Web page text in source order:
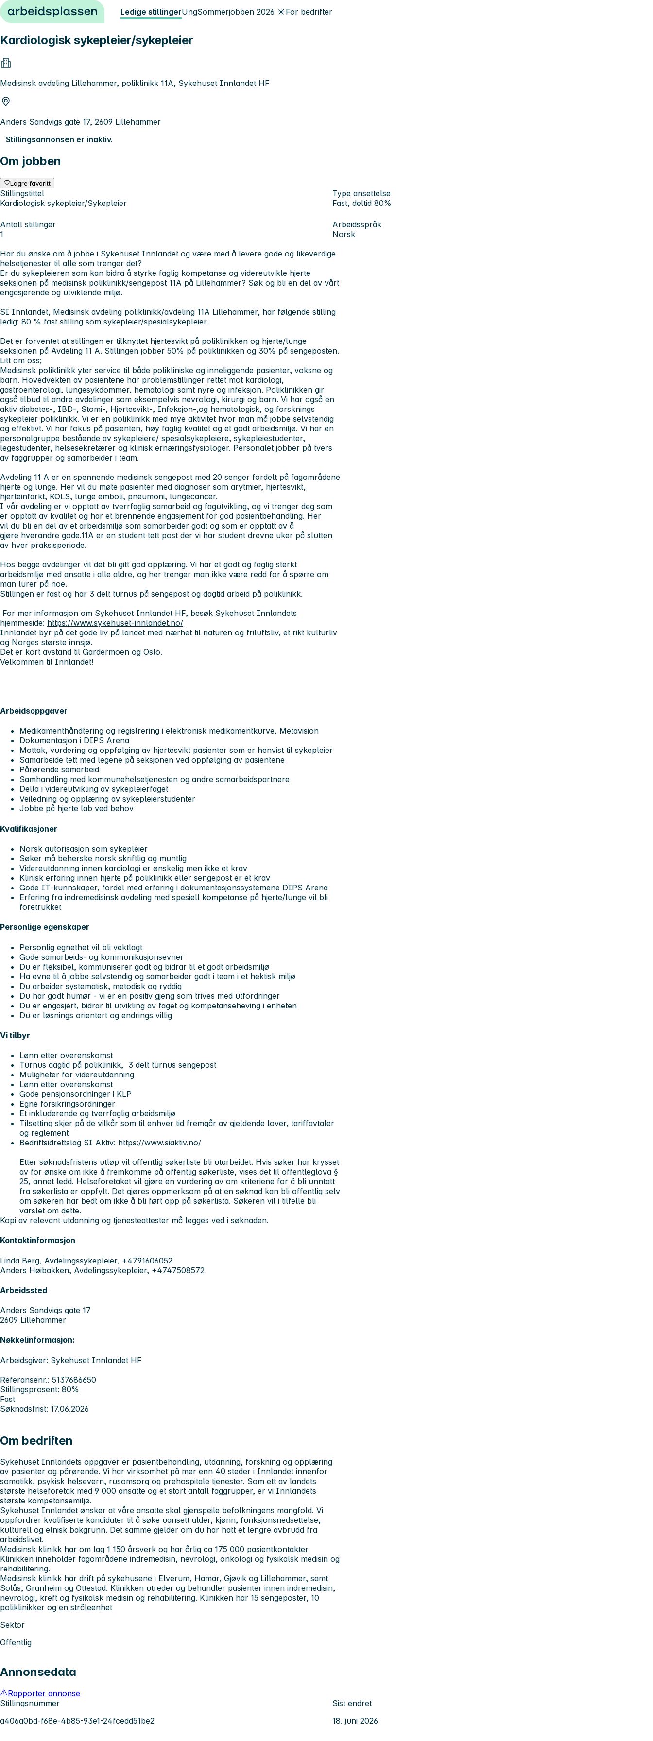
Hopp til innhold Ledige stillingerUngSommerjobben 2026 ☀️For bedrifter
Kardiologisk sykepleier/sykepleier
Medisinsk avdeling Lillehammer, poliklinikk 11A, Sykehuset Innlandet HF
Anders Sandvigs gate 17, 2609 Lillehammer
Stillingsannonsen er inaktiv.
Om jobben
Lagre favoritt
Stillingstittel
Kardiologisk sykepleier/Sykepleier
Type ansettelse
Fast, deltid 80%
Antall stillinger
1
Arbeidsspråk
Norsk
Har du ønske om å jobbe i Sykehuset Innlandet og være med å levere gode og likeverdige
helsetjenester til alle som trenger det?
Er du sykepleieren som kan bidra å styrke faglig kompetanse og videreutvikle hjerte
seksjonen på medisinsk poliklinikk/sengepost 11A på Lillehammer? Søk og bli en del av vårt
engasjerende og utviklende miljø.
SI Innlandet, Medisinsk avdeling poliklinikk/avdeling 11A Lillehammer, har følgende stilling
ledig: 80 % fast stilling som sykepleier/spesialsykepleier.
Det er forventet at stillingen er tilknyttet hjertesvikt på poliklinikken og hjerte/lunge
seksjonen på Avdeling 11 A. Stillingen jobber 50% på poliklinikken og 30% på sengeposten.
Litt om oss;
Medisinsk poliklinikk yter service til både polikliniske og inneliggende pasienter, voksne og
barn. Hovedvekten av pasientene har problemstillinger rettet mot kardiologi,
gastroenterologi, lungesykdommer, hematologi samt nyre og infeksjon. Poliklinikken gir
også tilbud til andre avdelinger som eksempelvis nevrologi, kirurgi og barn. Vi har også en
aktiv diabetes-, IBD-, Stomi-, Hjertesvikt-, Infeksjon-,og hematologisk, og forsknings
sykepleier poliklinikk. Vi er en poliklinikk med mye aktivitet hvor man må jobbe selvstendig
og effektivt. Vi har fokus på pasienten, høy faglig kvalitet og et godt arbeidsmiljø. Vi har en
personalgruppe bestående av sykepleiere/ spesialsykepleiere, sykepleiestudenter,
legestudenter, helsesekretærer og klinisk ernæringsfysiologer. Personalet jobber på tvers
av faggrupper og samarbeider i team.
Avdeling 11 A er en spennende medisinsk sengepost med 20 senger fordelt på fagområdene
hjerte og lunge. Her vil du møte pasienter med diagnoser som arytmier, hjertesvikt,
hjerteinfarkt, KOLS, lunge emboli, pneumoni, lungecancer.
I vår avdeling er vi opptatt av tverrfaglig samarbeid og fagutvikling, og vi trenger deg som
er opptatt av kvalitet og har et brennende engasjement for god pasientbehandling. Her
vil du bli en del av et arbeidsmiljø som samarbeider godt og som er opptatt av å
gjøre hverandre gode.11A er en student tett post der vi har student drevne uker på slutten
av hver praksisperiode.
Hos begge avdelinger vil det bli gitt god opplæring. Vi har et godt og faglig sterkt
arbeidsmiljø med ansatte i alle aldre, og her trenger man ikke være redd for å spørre om
man lurer på noe.
Stillingen er fast og har 3 delt turnus på sengepost og dagtid arbeid på poliklinikk.
For mer informasjon om Sykehuset Innlandet HF, besøk Sykehuset Innlandets
hjemmeside: https://www.sykehuset-innlandet.no/
Innlandet byr på det gode liv på landet med nærhet til naturen og friluftsliv, et rikt kulturliv
og Norges største innsjø.
Det er kort avstand til Gardermoen og Oslo.
Velkommen til Innlandet!
Arbeidsoppgaver
Medikamenthåndtering og registrering i elektronisk medikamentkurve, Metavision
Dokumentasjon i DIPS Arena
Mottak, vurdering og oppfølging av hjertesvikt pasienter som er henvist til sykepleier
Samarbeide tett med legene på seksjonen ved oppfølging av pasientene
Pårørende samarbeid
Samhandling med kommunehelsetjenesten og andre samarbeidspartnere
Delta i videreutvikling av sykepleierfaget
Veiledning og opplæring av sykepleierstudenter
Jobbe på hjerte lab ved behov
Kvalifikasjoner
Norsk autorisasjon som sykepleier
Søker må beherske norsk skriftlig og muntlig
Videreutdanning innen kardiologi er ønskelig men ikke et krav
Klinisk erfaring innen hjerte på poliklinikk eller sengepost er et krav
Gode IT-kunnskaper, fordel med erfaring i dokumentasjonssystemene DIPS Arena
Erfaring fra indremedisinsk avdeling med spesiell kompetanse på hjerte/lunge vil bli
foretrukket
Personlige egenskaper
Personlig egnethet vil bli vektlagt
Gode samarbeids- og kommunikasjonsevner
Du er fleksibel, kommuniserer godt og bidrar til et godt arbeidsmiljø
Ha evne til å jobbe selvstendig og samarbeider godt i team i et hektisk miljø
Du arbeider systematisk, metodisk og ryddig
Du har godt humør - vi er en positiv gjeng som trives med utfordringer
Du er engasjert, bidrar til utvikling av faget og kompetanseheving i enheten
Du er løsnings orientert og endrings villig
Vi tilbyr
Lønn etter overenskomst
Turnus dagtid på poliklinikk, 3 delt turnus sengepost
Muligheter for videreutdanning
Lønn etter overenskomst
Gode pensjonsordninger i KLP
Egne forsikringsordninger
Et inkluderende og tverrfaglig arbeidsmiljø
Tilsetting skjer på de vilkår som til enhver tid fremgår av gjeldende lover, tariffavtaler
og reglement
Bedriftsidrettslag SI Aktiv: https://www.siaktiv.no/
Etter søknadsfristens utløp vil offentlig søkerliste bli utarbeidet. Hvis søker har krysset
av for ønske om ikke å fremkomme på offentlig søkerliste, vises det til offentleglova §
25, annet ledd. Helseforetaket vil gjøre en vurdering av om kriteriene for å bli unntatt
fra søkerlista er oppfylt. Det gjøres oppmerksom på at en søknad kan bli offentlig selv
om søkeren har bedt om ikke å bli ført opp på søkerlista. Søkeren vil i tilfelle bli
varslet om dette.
Kopi av relevant utdanning og tjenesteattester må legges ved i søknaden.
Kontaktinformasjon
Linda Berg, Avdelingssykepleier, +4791606052
Anders Høibakken, Avdelingssykepleier, +4747508572
Arbeidssted
Anders Sandvigs gate 17
2609 Lillehammer
Nøkkelinformasjon:
Arbeidsgiver: Sykehuset Innlandet HF
Referansenr.: 5137686650
Stillingsprosent: 80%
Fast
Søknadsfrist: 17.06.2026
Om bedriften
Sykehuset Innlandets oppgaver er pasientbehandling, utdanning, forskning og opplæring
av pasienter og pårørende. Vi har virksomhet på mer enn 40 steder i Innlandet innenfor
somatikk, psykisk helsevern, rusomsorg og prehospitale tjenester. Som ett av landets
største helseforetak med 9 000 ansatte og et stort antall faggrupper, er vi Innlandets
største kompetansemiljø.
Sykehuset Innlandet ønsker at våre ansatte skal gjenspeile befolkningens mangfold. Vi
oppfordrer kvalifiserte kandidater til å søke uansett alder, kjønn, funksjonsnedsettelse,
kulturell og etnisk bakgrunn. Det samme gjelder om du har hatt et lengre avbrudd fra
arbeidslivet.
Medisinsk klinikk har om lag 1 150 årsverk og har årlig ca 175 000 pasientkontakter.
Klinikken inneholder fagområdene indremedisin, nevrologi, onkologi og fysikalsk medisin og
rehabilitering.
Medisinsk klinikk har drift på sykehusene i Elverum, Hamar, Gjøvik og Lillehammer, samt
Solås, Granheim og Ottestad. Klinikken utreder og behandler pasienter innen indremedisin,
nevrologi, kreft og fysikalsk medisin og rehabilitering. Klinikken har 15 sengeposter, 10
poliklinikker og en stråleenhet
Sektor
Offentlig
Annonsedata
Rapporter annonse
Stillingsnummer
a406a0bd-f68e-4b85-93e1-24fcedd51be2
Sist endret
18. juni 2026